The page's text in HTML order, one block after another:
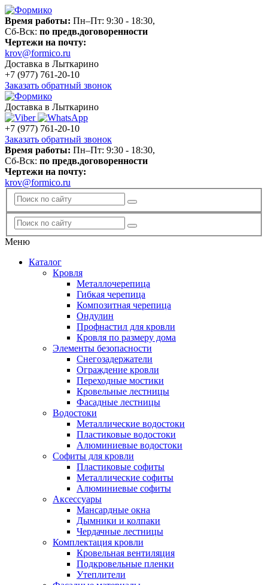
Время работы: Пн–Пт: 9:30 - 18:30,
Сб-Вск: по предв.договоренности
Чертежи на почту:
krov@formico.ru
Доставка в Лыткарино
+7 (977) 761-20-10
Заказать обратный звонок
Доставка в Лыткарино
+7 (977) 761-20-10
Заказать обратный звонок
Время работы: Пн–Пт: 9:30 - 18:30,
Сб-Вск: по предв.договоренности
Чертежи на почту:
krov@formico.ru
Меню
Каталог
Кровля
Металлочерепица
Гибкая черепица
Композитная черепица
Ондулин
Профнастил для кровли
Кровля по размеру дома
Элементы безопасности
Снегозадержатели
Ограждение кровли
Переходные мостики
Кровельные лестницы
Фасадные лестницы
Водостоки
Металлические водостоки
Пластиковые водостоки
Алюминиевые водостоки
Софиты для кровли
Пластиковые софиты
Металлические софиты
Алюминиевые софиты
Аксессуары
Мансардные окна
Дымники и колпаки
Чердачные лестницы
Комплектация кровли
Кровельная вентиляция
Подкровельные пленки
Утеплители